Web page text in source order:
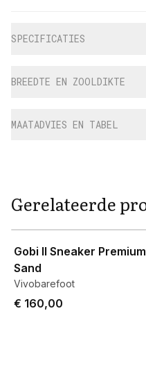
SPECIFICATIES
BREEDTE EN ZOOLDIKTE
MAATADVIES EN TABEL
Gerelateerde
Gobi II Sneaker
Sand
Vivobarefoot
€ 160,00